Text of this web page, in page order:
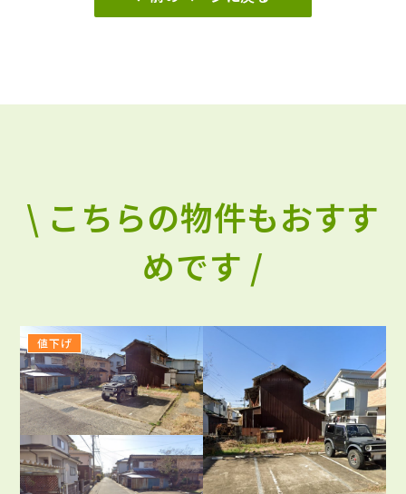
\ こちらの物件もおすす
めです /
値下げ